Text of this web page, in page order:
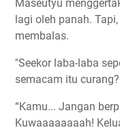
Maseutyu
lagi oleh panah.
membalas.
"Seekor laba-laba
semacam itu
“Kamu... Jangan
Kuwaaaaaaaah!